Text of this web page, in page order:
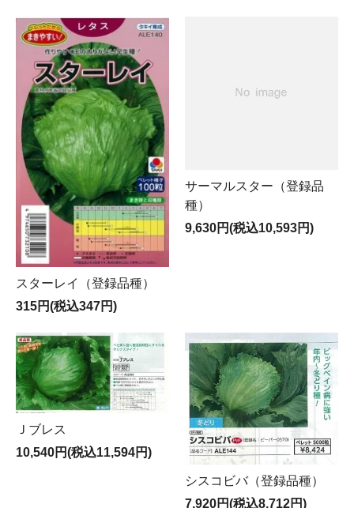
スターレイ（登録品種）
315円(税込347円)
サーマルスター（登録品
種）
9,630円(税込10,593円)
Ｊブレス
10,540円(税込11,594円)
シスコビバ（登録品種）
7,920円(税込8,712円)